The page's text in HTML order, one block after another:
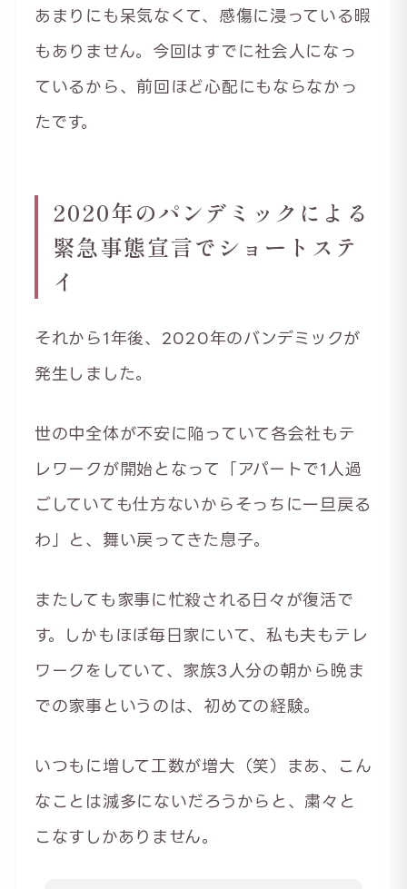
あまりにも呆気なくて、感傷に浸っている暇
もありません。今回はすでに社会人になっ
ているから、前回ほど心配にもならなかっ
たです。
2020年のパンデミックによる
緊急事態宣言でショートステ
イ
それから1年後、2020年のバンデミックが
発生しました。
世の中全体が不安に陥っていて各会社もテ
レワークが開始となって「アパートで1人過
ごしていても仕方ないからそっちに一旦戻る
わ」と、舞い戻ってきた息子。
またしても家事に忙殺される日々が復活で
す。しかもほぼ毎日家にいて、私も夫もテレ
ワークをしていて、家族3人分の朝から晩ま
での家事というのは、初めての経験。
いつもに増して工数が増大（笑）まあ、こん
なことは滅多にないだろうからと、粛々と
こなすしかありません。